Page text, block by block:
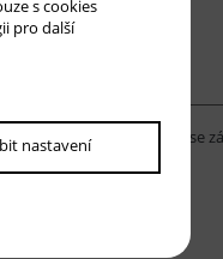
Souhlasím se
s cookies
pro další
nastavení